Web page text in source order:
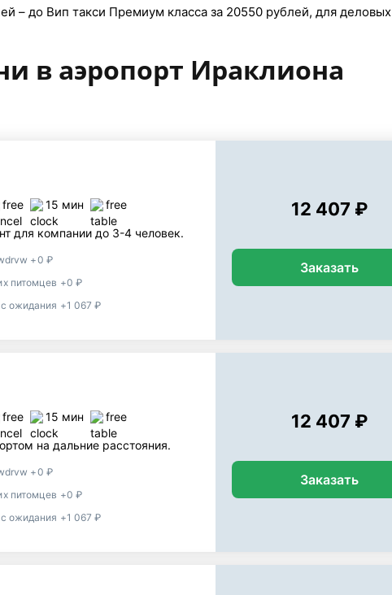
– до Вип такси Премиум класса за 20550 рублей, для деловых
в аэропорт Ираклиона
free 15 мин free
для компании до 3-4 человек.
+0 ₽
питомцев +0 ₽
ожидания +1 067 ₽
12 407 ₽
Заказать
free 15 мин free
на дальние расстояния.
+0 ₽
питомцев +0 ₽
ожидания +1 067 ₽
12 407 ₽
Заказать